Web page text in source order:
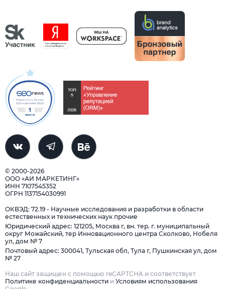
© 2000-2026
ООО «АИ МАРКЕТИНГ»
ИНН 7107545352
ОГРН 1137154030991
ОКВЭД: 72.19 - Научные исследования и разработки в области
естественных и технических наук прочие
Юридический адрес: 121205, Москва г, вн. тер. г. муниципальный
округ Можайский, тер Инновационного центра Сколково, Нобеля
ул, дом № 7
Почтовый адрес: 300041, Тульская обл, Тула г, Пушкинская ул, дом
№ 27
Наш сайт защищен с помощью reCAPTCHA и соответствует
Политике конфиденциальности и Условиям использования